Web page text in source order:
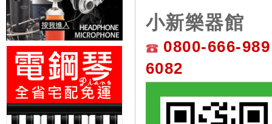
小新樂器館
0800-666-989
6082